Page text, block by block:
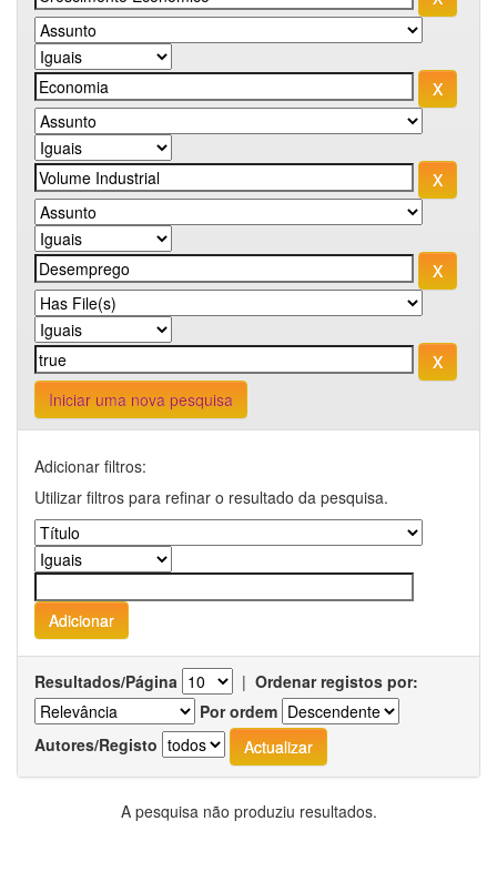
Iniciar uma nova pesquisa
Adicionar filtros:
Utilizar filtros para refinar o resultado da pesquisa.
Resultados/Página | Ordenar registos por:
Por ordem
Autores/Registo
A pesquisa não produziu resultados.